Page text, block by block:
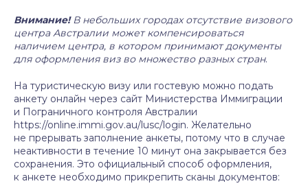
Внимание!В небольших городах отсутствие визового
центра Австралии может компенсироваться
наличием центра, в котором принимают документы
для оформления виз во множество разных стран.
На туристическую визу или гостевую можно подать
анкету онлайн через сайт Министерства Иммиграции
и Пограничного контроля Австралии
https://online.immi.gov.au/lusc/login. Желательно
не прерывать заполнение анкеты, потому что в случае
неактивности в течение 10 минут она закрывается без
сохранения. Это официальный способ оформления,
к анкете необходимо прикрепить сканы документов: